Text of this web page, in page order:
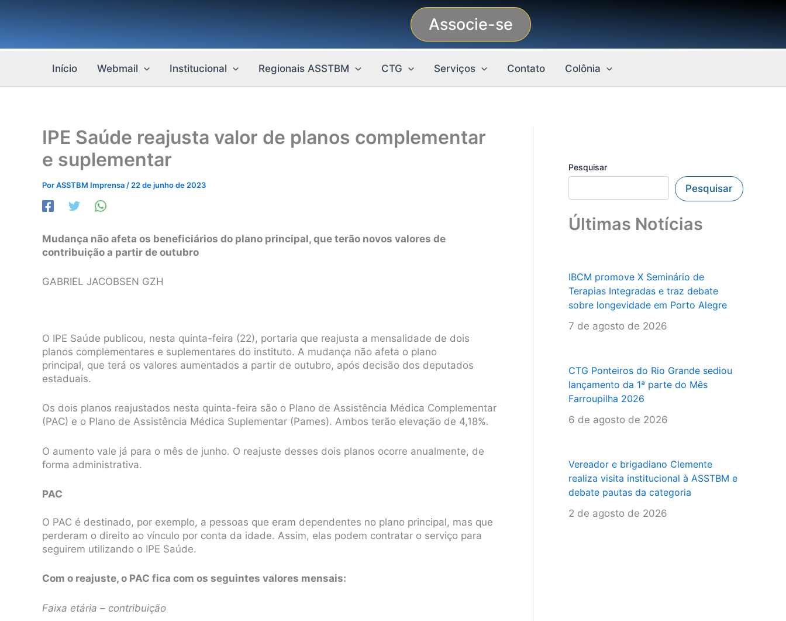
conteúdo
Associe-se
Início Webmail Institucional Regionais ASSTBM CTG Serviços Contato Colônia
IPE Saúde reajusta valor de planos complementar
e suplementar
PorASSTBM Imprensa / 22 de junho de 2023
Mudança não afeta os beneficiários do plano principal, que terão novos valores de
contribuição a partir de outubro
GABRIEL JACOBSEN GZH
O IPE Saúde publicou, nesta quinta-feira (22), portaria que reajusta a mensalidade de dois
planos complementares e suplementares do instituto. A mudança não afeta o plano
principal, que terá os valores aumentados a partir de outubro, após decisão dos deputados
estaduais.
Os dois planos reajustados nesta quinta-feira são o Plano de Assistência Médica Complementar
(PAC) e o Plano de Assistência Médica Suplementar (Pames). Ambos terão elevação de 4,18%.
O aumento vale já para o mês de junho. O reajuste desses dois planos ocorre anualmente, de
forma administrativa.
PAC
O PAC é destinado, por exemplo, a pessoas que eram dependentes no plano principal, mas que
perderam o direito ao vínculo por conta da idade. Assim, elas podem contratar o serviço para
seguirem utilizando o IPE Saúde.
Com o reajuste, o PAC fica com os seguintes valores mensais:
Faixa etária – contribuição
Pesquisar
Pesquisar
Últimas Notícias
IBCM promove X Seminário de
Terapias Integradas e traz debate
sobre longevidade em Porto Alegre
7 de agosto de 2026
CTG Ponteiros do Rio Grande sediou
lançamento da 1ª parte do Mês
Farroupilha 2026
6 de agosto de 2026
Vereador e brigadiano Clemente
realiza visita institucional à ASSTBM e
debate pautas da categoria
2 de agosto de 2026